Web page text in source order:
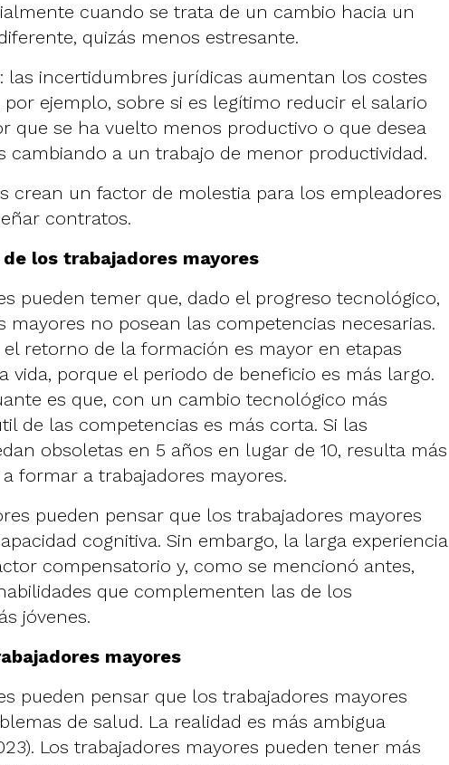
cuando se trata de un cambio hacia un
quizás menos estresante.
las incertidumbres jurídicas aumentan los costes
ejemplo, sobre si es legítimo reducir el salario
que se ha vuelto menos productivo o que desea
cambiando a un trabajo de menor productividad.
crean un factor de molestia para los empleadores
contratos.
los trabajadores mayores
pueden temer que, dado el progreso tecnológico,
mayores no posean las competencias necesarias.
el retorno de la formación es mayor en etapas
vida, porque el periodo de beneficio es más largo.
es que, con un cambio tecnológico más
de las competencias es más corta. Si las
obsoletas en 5 años en lugar de 10, resulta más
formar a trabajadores mayores.
pueden pensar que los trabajadores mayores
cognitiva. Sin embargo, la larga experiencia
compensatorio y, como se mencionó antes,
que complementen las de los
jóvenes.
mayores
pueden pensar que los trabajadores mayores
de salud. La realidad es más ambigua
Los trabajadores mayores pueden tener más